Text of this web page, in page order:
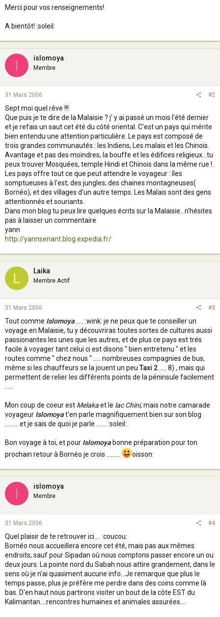
Merci pour vos renseignements!
A bientôt! :soleil:
I islomoya
Membre
31 Mars 2006 #2
Sept moi quel rêve !!!
Que puis je te dire de la Malaisie ? j' y ai passé un mois l'été dernier
et je refais un saut cet été du côté oriental. C'est un pays qui mérite
bien entendu une attention particulière. Le pays est composé de
trois grandes communautés : les Indiens, Les malais et les Chinois.
Avantage et pas des moindres, la bouffe et les édifices religieux...tu
peux trouver Mosquées, temple Hindi et Chinois dans la même rue !.
Les pays offre tout ce que peut attendre le voyageur : îles
somptueuses à l'est; des jungles; des chaines montagneuses(
Bornéo), et des villages d'un autre temps. Les Malais sont des gens
attentionnés et souriants.
Dans mon blog tu peux lire quelques écrits sur la Malaisie...n'hésites
pas à laisser un commentaire
yann
http://yannsenant.blog.expedia.fr/
L Laika
Membre Actif
31 Mars 2006 #3
Tout comme Islomoya ..... :wink: je ne peux que te conseiller un
voyage en Malaisie, tu y découvriras toutes sortes de cultures aussi
passionantes les unes que les autres, et de plus ce pays est trés
facile à voyager tant celui ci est disons " bien entretenu " et les
routes comme " chez nous " ..... nombreuses compagnies de bus,
même si les chauffeurs se la jouent un peu Taxi 2 ..... 8) , mais qui
permettent de relier les différents points de la péninsule facilement
Mon coup de coeur est Melakaet le lac Chini, mais notre camarade
voyageur Islomoyat'en parle magnifiquement bien sur son blog
......... et je sais de quoi je parle ....... :soleil:
Bon voyage à toi, et pour Islomoya bonne préparation pour ton
prochain retour à Bornéo je crois .........
oisson:
I islomoya
Membre
31 Mars 2006 #4
Quel plaisir de te retrouver ici.... :coucou:
Bornéo nous accueillera encore cet été, mais pas aux mêmes
endroits, sauf pour Sipadan où nous comptons passer encore un ou
deux jours. La pointe nord du Sabah nous attire grandement, dans le
sens où je n'ai quasiment aucune info...Je remarque que plus le
temps passe, plus je préfère me perdre dans des coins comme là
bas. D'en haut nous partirons visiter un bout de la côte EST du
Kalimantan....rencontres humaines et animales assurées....